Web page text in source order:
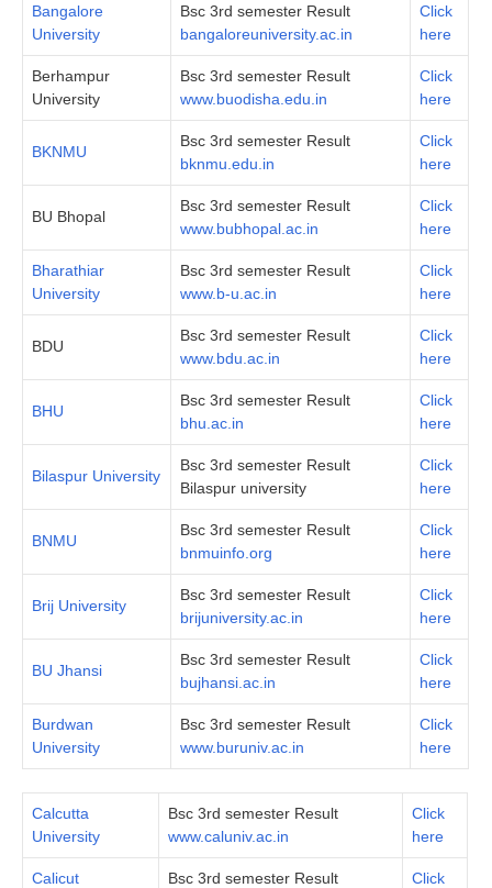
Bangalore
University
Bsc 3rd semester Result
bangaloreuniversity.ac.in
Click
here
Berhampur
University
Bsc 3rd semester Result
www.buodisha.edu.in
Click
here
BKNMU
Bsc 3rd semester Result
bknmu.edu.in
Click
here
BU Bhopal
Bsc 3rd semester Result
www.bubhopal.ac.in
Click
here
Bharathiar
University
Bsc 3rd semester Result
www.b-u.ac.in
Click
here
BDU
Bsc 3rd semester Result
www.bdu.ac.in
Click
here
BHU
Bsc 3rd semester Result
bhu.ac.in
Click
here
Bilaspur University
Bsc 3rd semester Result
Bilaspur university
Click
here
BNMU
Bsc 3rd semester Result
bnmuinfo.org
Click
here
Brij University
Bsc 3rd semester Result
brijuniversity.ac.in
Click
here
BU Jhansi
Bsc 3rd semester Result
bujhansi.ac.in
Click
here
Burdwan
University
Bsc 3rd semester Result
www.buruniv.ac.in
Click
here
Calcutta
University
Bsc 3rd semester Result
www.caluniv.ac.in
Click
here
Calicut
Bsc 3rd semester Result
Click